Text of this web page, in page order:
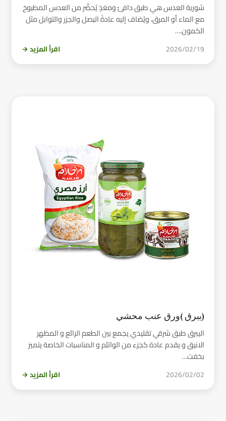
شوربة العدس هي طبق دافئ ومغذٍ يُحضَّر من العدس المطبوخ
مع الماء أو المرق، ويُضاف إليه عادةً البصل والجزر والتوابل مثل
الكمون.…
2026/02/19 اقرأ المزيد →
(يبرق )ورق عنب محشي
اليبرق طبق شرقي تقليدي يجمع بين الطعم الرائع و المظهر
الانيق و يقدم عادة كجزء من الواتئم و المناسبات الخاصة يتميز
بخفت…
2026/02/02 اقرأ المزيد →